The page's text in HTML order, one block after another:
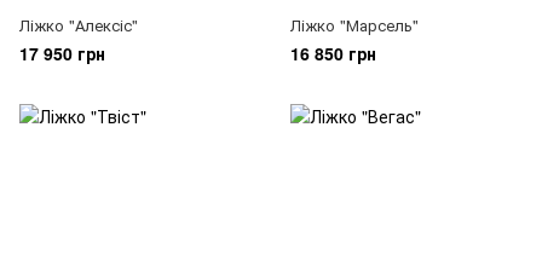
Ліжко "Алексіс"
17 950 грн
Ліжко "Марсель"
16 850 грн